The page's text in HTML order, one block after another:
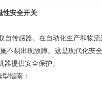
性安全开关
自传感器。在自动化生产和物
不易出现故障。这是现代化安
提供安全保护。
指南：